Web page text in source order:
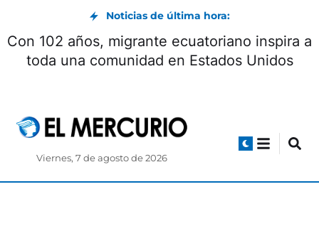
Noticias de última hora:
Con 102 años, migrante ecuatoriano inspira a
toda una comunidad en Estados Unidos
Viernes, 7 de agosto de 2026